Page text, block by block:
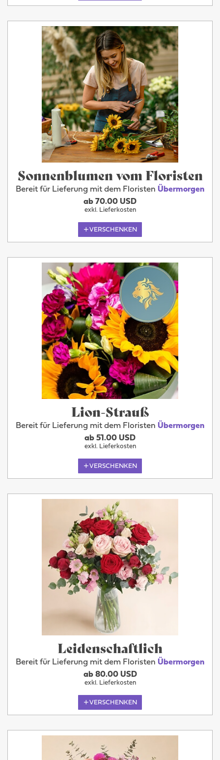
Sonnenblumen vom Floristen
Bereit für Lieferung mit dem Floristen Übermorgen
ab 70.00 USD
exkl. Lieferkosten
VERSCHENKEN
Lion-Strauß
Bereit für Lieferung mit dem Floristen Übermorgen
ab 51.00 USD
exkl. Lieferkosten
VERSCHENKEN
Leidenschaftlich
Bereit für Lieferung mit dem Floristen Übermorgen
ab 80.00 USD
exkl. Lieferkosten
VERSCHENKEN